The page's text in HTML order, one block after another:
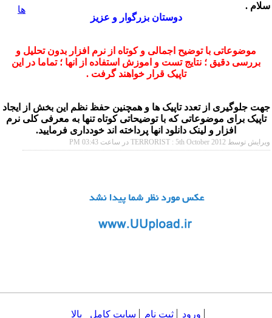
سلام .
دوستان بزرگوار و عزیز
موضوعاتی با توضیح اجمالی و کوتاه از نرم افزار بدون تحلیل و
بررسی دقیق ؛ نتایج تست و اموزش استفاده از انها ؛ تماما در این
تاپیک قرار خواهند گرفت .
جهت جلوگیری از تعدد تاپیک ها و همچنین حفظ نظم این بخش از ایجاد
تاپیک برای موضوعاتی که با توضیحاتی کوتاه تنها به معرفی کلی نرم
افزار و لینک دانلود انها پرداخته اند خودداری فرمایید.
ویرایش توسط TERRORIST : 5th October 2012 در ساعت 03:43 PM
ورود ثبت نام سایت کامل بالا